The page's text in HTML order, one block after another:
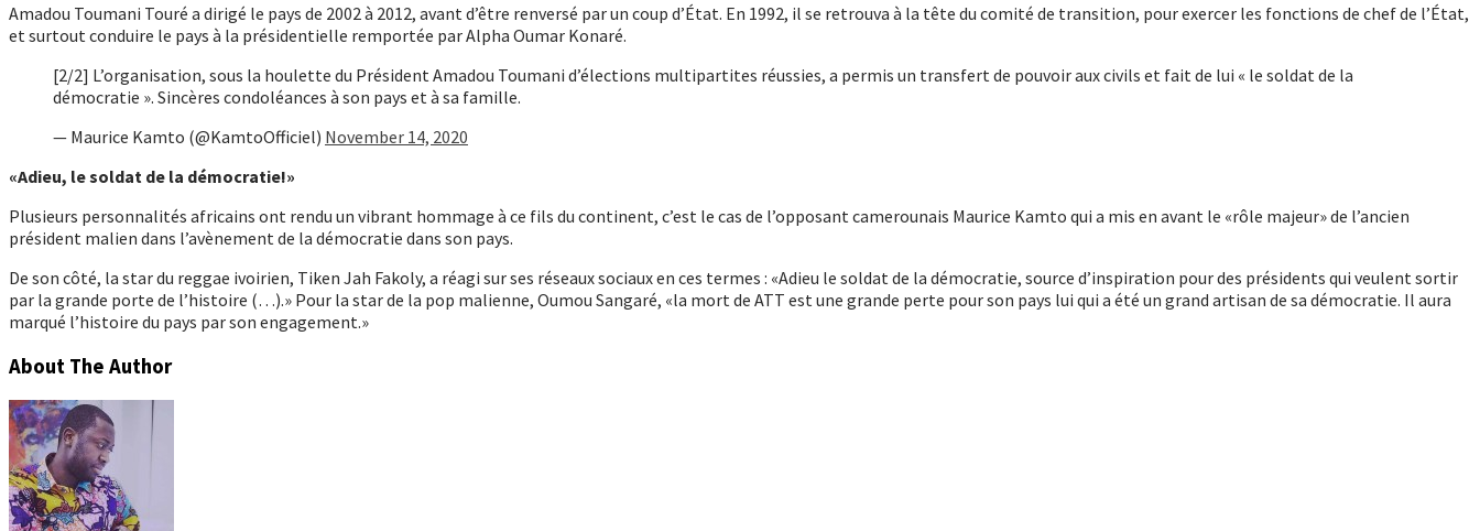
Amadou Toumani Touré a dirigé le pays de 2002 à 2012, avant d’être renversé par un coup d’État. En 1992, il se retrouva à la tête du comité de transition, pour exercer les fonctions de chef de l’État,
et surtout conduire le pays à la présidentielle remportée par Alpha Oumar Konaré.
[2/2] L’organisation, sous la houlette du Président Amadou Toumani d’élections multipartites réussies, a permis un transfert de pouvoir aux civils et fait de lui « le soldat de la
démocratie ». Sincères condoléances à son pays et à sa famille.
— Maurice Kamto (@KamtoOfficiel) November 14, 2020
«Adieu, le soldat de la démocratie!»
Plusieurs personnalités africains ont rendu un vibrant hommage à ce fils du continent, c’est le cas de l’opposant camerounais Maurice Kamto qui a mis en avant le «rôle majeur» de l’ancien
président malien dans l’avènement de la démocratie dans son pays.
De son côté, la star du reggae ivoirien, Tiken Jah Fakoly, a réagi sur ses réseaux sociaux en ces termes : «Adieu le soldat de la démocratie, source d’inspiration pour des présidents qui veulent sortir
par la grande porte de l’histoire (…).» Pour la star de la pop malienne, Oumou Sangaré, «la mort de ATT est une grande perte pour son pays lui qui a été un grand artisan de sa démocratie. Il aura
marqué l’histoire du pays par son engagement.»
About The Author